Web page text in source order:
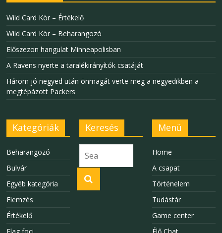
Wild Card Kör – Értékelő
Wild Card Kör – Beharangozó
Előszezon hangulat Minneapolisban
A Ravens nyerte a taralékirányítók csatáját
Három jó negyed után önmagát verte meg a negyedikben a
megtépázott Packers
Kategóriák
Beharangozó
Bulvár
Egyéb kategória
Elemzés
Értékelő
Keresés Menü
Home
A csapat
Történelem
Tudástár
Game center